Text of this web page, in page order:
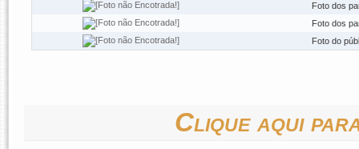
Foto dos
Foto dos
Foto do
Clique aqui